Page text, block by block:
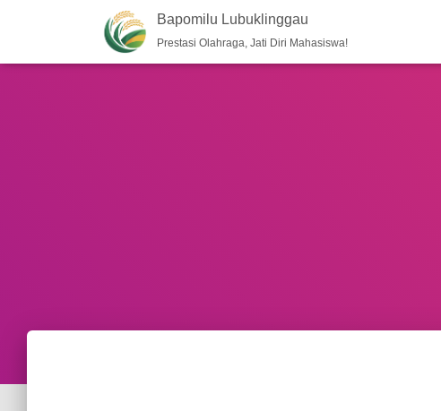
Bapomilu Lubuklinggau
Prestasi Olahraga, Jati Diri Mahasiswa!